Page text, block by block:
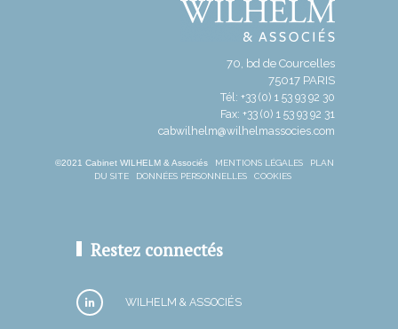
70, bd de Courcelles
75017 PARIS
Tél: +33 (0) 1 53 93 92 30
Fax: +33 (0) 1 53 93 92 31
cabwilhelm@wilhelmassocies.com
©2021 Cabinet WILHELM & Associés MENTIONS LÉGALES
PLAN
DU SITE
DONNÉES PERSONNELLES COOKIES
Restez connectés
WILHELM & ASSOCIÉS